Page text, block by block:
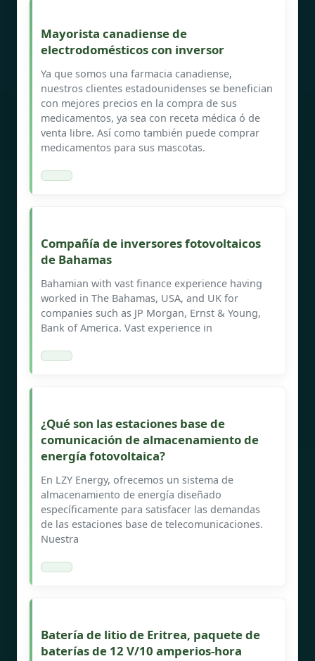
Mayorista canadiense de
electrodomésticos con inversor
Ya que somos una farmacia canadiense,
nuestros clientes estadounidenses se benefician
con mejores precios en la compra de sus
medicamentos, ya sea con receta médica ó de
venta libre. Así como también puede comprar
medicamentos para sus mascotas.
Compañía de inversores fotovoltaicos
de Bahamas
Bahamian with vast finance experience having
worked in The Bahamas, USA, and UK for
companies such as JP Morgan, Ernst & Young,
Bank of America. Vast experience in
¿Qué son las estaciones base de
comunicación de almacenamiento de
energía fotovoltaica?
En LZY Energy, ofrecemos un sistema de
almacenamiento de energía diseñado
específicamente para satisfacer las demandas
de las estaciones base de telecomunicaciones.
Nuestra
Batería de litio de Eritrea, paquete de
baterías de 12 V/10 amperios-hora